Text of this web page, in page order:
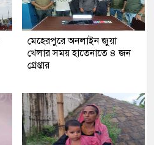
মেহেরপুরে অনলাইন জুয়া
খেলার সময় হাতেনাতে ৪ জন
গ্রেপ্তার